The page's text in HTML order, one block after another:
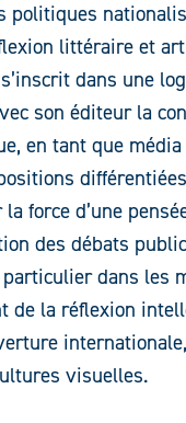
politiques
littéraire et
s’inscrit dans une
son éditeur la
en tant que
force d’une
des débats
dans les
de la réflexion
visuelles.